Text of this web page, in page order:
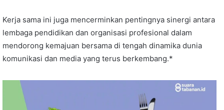
Kerja sama ini juga mencerminkan pentingnya sinergi antara
lembaga pendidikan dan organisasi profesional dalam
mendorong kemajuan bersama di tengah dinamika dunia
komunikasi dan media yang terus berkembang.*